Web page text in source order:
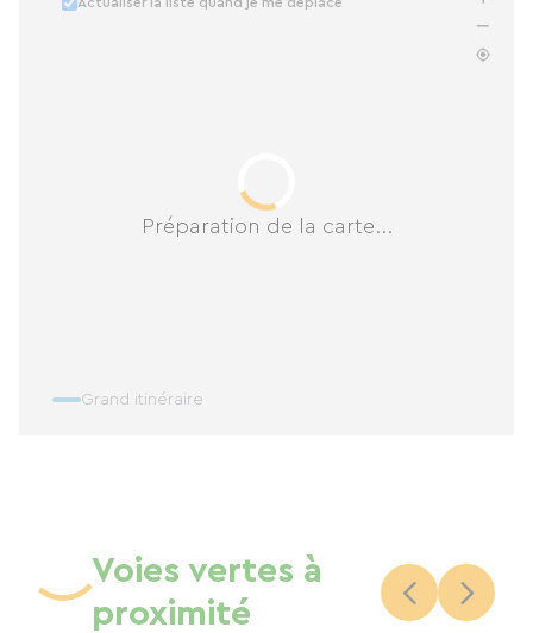
Préparation de la carte...
Grand itinéraire
Voies vertes à
proximité